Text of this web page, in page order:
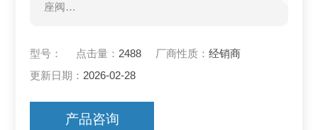
座阀
设计突破：
阀提升40%）
型号： 点击量： 2488 厂商性质：经销商
更新日期： 2026-02-28
产品咨询